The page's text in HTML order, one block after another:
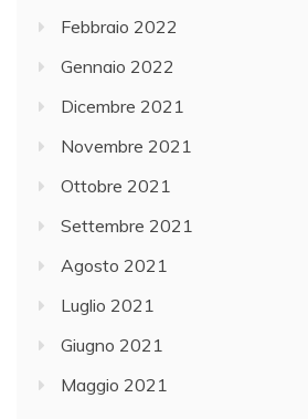
Febbraio 2022
Gennaio 2022
Dicembre 2021
Novembre 2021
Ottobre 2021
Settembre 2021
Agosto 2021
Luglio 2021
Giugno 2021
Maggio 2021